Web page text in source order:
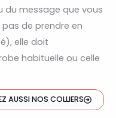
du message que vous
de prendre en
elle doit
habituelle ou celle
AUSSI NOS COLLIERS